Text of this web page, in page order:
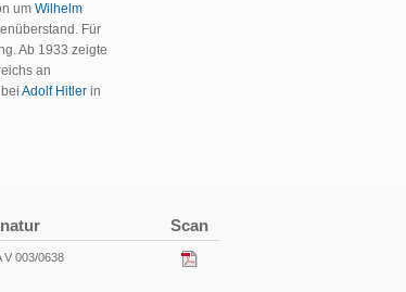
um Wilhelm
Für
Ab 1933 zeigte
an
Adolf Hitler in
Scan
V 003/0638